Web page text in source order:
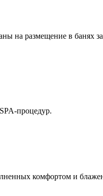
на размещение в банях
процедур.
комфортом и